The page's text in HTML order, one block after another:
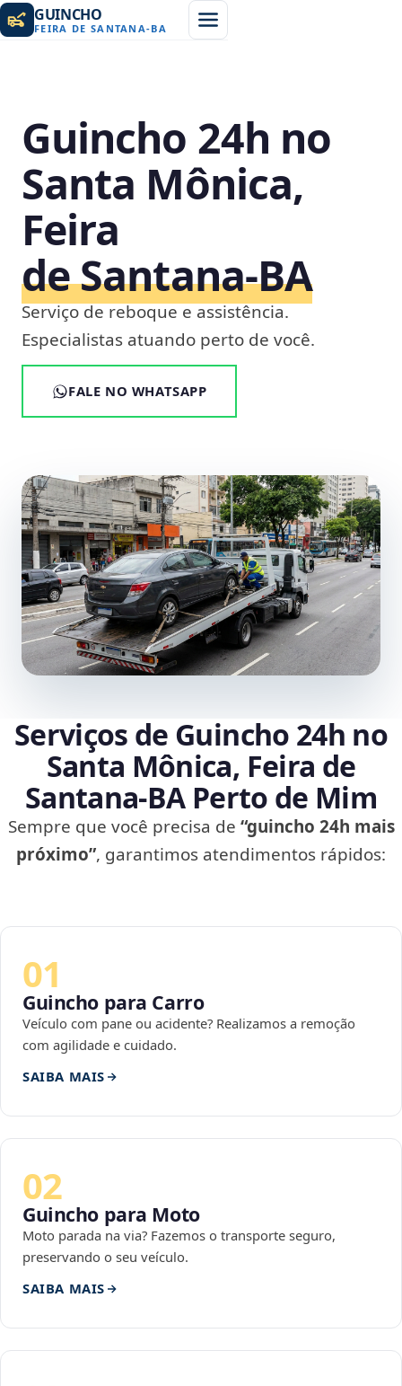
GUINCHO
FEIRA DE SANTANA-BA
Guincho 24h no
Santa Mônica,
Feira
de Santana‑BA
Serviço de reboque e assistência.
Especialistas atuando perto de você.
FALE NO WHATSAPP
Serviços de Guincho 24h no
Santa Mônica, Feira de
Santana‑BA Perto de Mim
Sempre que você precisa de “guincho 24h mais
próximo”, garantimos atendimentos rápidos:
01
Guincho para Carro
Veículo com pane ou acidente? Realizamos a remoção
com agilidade e cuidado.
SAIBA MAIS
02
Guincho para Moto
Moto parada na via? Fazemos o transporte seguro,
preservando o seu veículo.
SAIBA MAIS